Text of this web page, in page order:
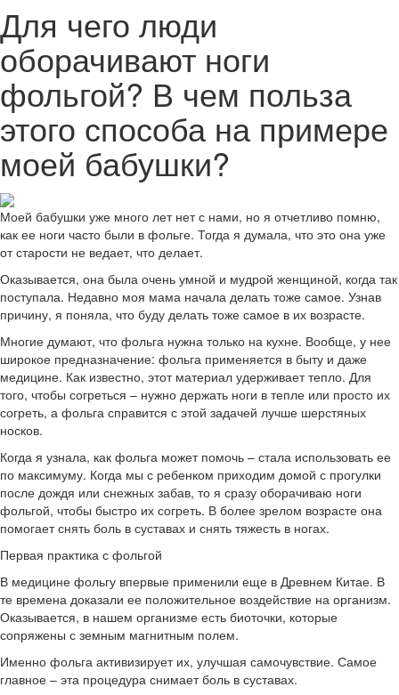
Для чего люди
оборачивают ноги
фольгой? В чем польза
этого способа на примере
моей бабушки?
Моей бабушки уже много лет нет с нами, но я отчетливо помню,
как ее ноги часто были в фольге. Тогда я думала, что это она уже
от старости не ведает, что делает.
Оказывается, она была очень умной и мудрой женщиной, когда так
поступала. Недавно моя мама начала делать тоже самое. Узнав
причину, я поняла, что буду делать тоже самое в их возрасте.
Многие думают, что фольга нужна только на кухне. Вообще, у нее
широкое предназначение: фольга применяется в быту и даже
медицине. Как известно, этот материал удерживает тепло. Для
того, чтобы согреться – нужно держать ноги в тепле или просто их
согреть, а фольга справится с этой задачей лучше шерстяных
носков.
Когда я узнала, как фольга может помочь – стала использовать ее
по максимуму. Когда мы с ребенком приходим домой с прогулки
после дождя или снежных забав, то я сразу оборачиваю ноги
фольгой, чтобы быстро их согреть. В более зрелом возрасте она
помогает снять боль в суставах и снять тяжесть в ногах.
Первая практика с фольгой
В медицине фольгу впервые применили еще в Древнем Китае. В
те времена доказали ее положительное воздействие на организм.
Оказывается, в нашем организме есть биоточки, которые
сопряжены с земным магнитным полем.
Именно фольга активизирует их, улучшая самочувствие. Самое
главное – эта процедура снимает боль в суставах.